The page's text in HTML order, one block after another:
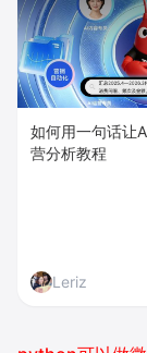
如何用一句话让
营分析教程
Leriz